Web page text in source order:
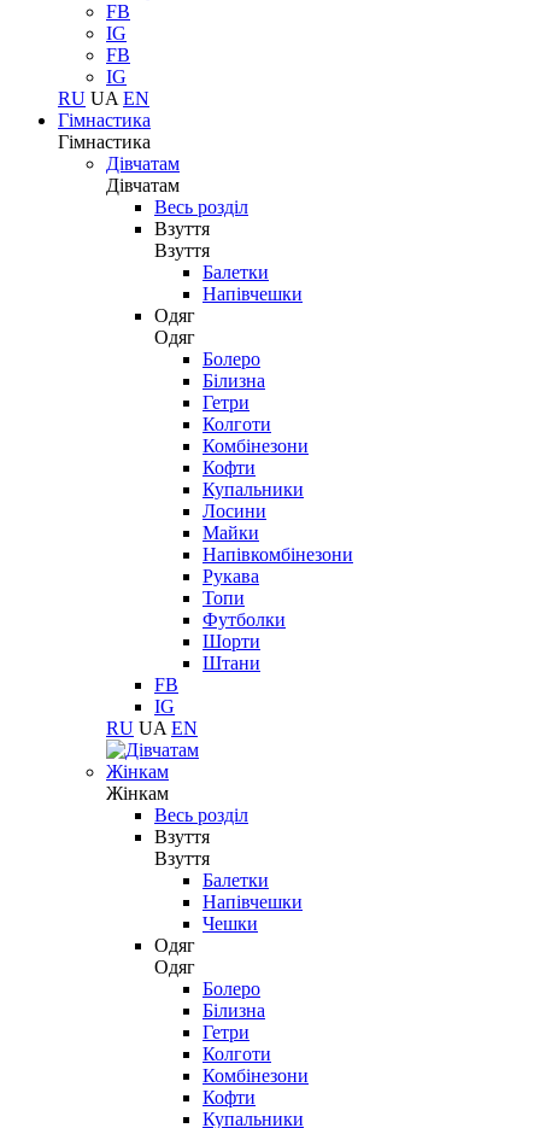
FB
IG
FB
IG
RU UA EN
Гімнастика
Гімнастика
Дівчатам
Дівчатам
Весь розділ
Взуття
Взуття
Балетки
Напівчешки
Одяг
Одяг
Болеро
Білизна
Гетри
Колготи
Комбінезони
Кофти
Купальники
Лосини
Майки
Напівкомбінезони
Рукава
Топи
Футболки
Шорти
Штани
FB
IG
RU UA EN
Жінкам
Жінкам
Весь розділ
Взуття
Взуття
Балетки
Напівчешки
Чешки
Одяг
Одяг
Болеро
Білизна
Гетри
Колготи
Комбінезони
Кофти
Купальники